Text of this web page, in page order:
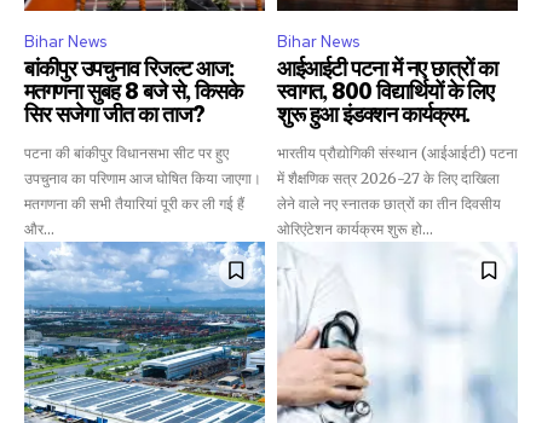
SUBSCRIBE
I've read and accept thePrivacy Policy.
32,111
Followers
32,214
Followers
11,243
Followers
Bihar News
बांकीपुर उपचुनाव रिजल्ट आज:
मतगणना सुबह 8 बजे से, किसके
सिर सजेगा जीत का ताज?
पटना की बांकीपुर विधानसभा सीट पर हुए
उपचुनाव का परिणाम आज घोषित किया जाएगा।
मतगणना की सभी तैयारियां पूरी कर ली गई हैं
और...
Bihar News
आईआईटी पटना में नए छात्रों का
स्वागत, 800 विद्यार्थियों के लिए
शुरू हुआ इंडक्शन कार्यक्रम.
भारतीय प्रौद्योगिकी संस्थान (आईआईटी) पटना
में शैक्षणिक सत्र 2026-27 के लिए दाखिला
लेने वाले नए स्नातक छात्रों का तीन दिवसीय
ओरिएंटेशन कार्यक्रम शुरू हो...